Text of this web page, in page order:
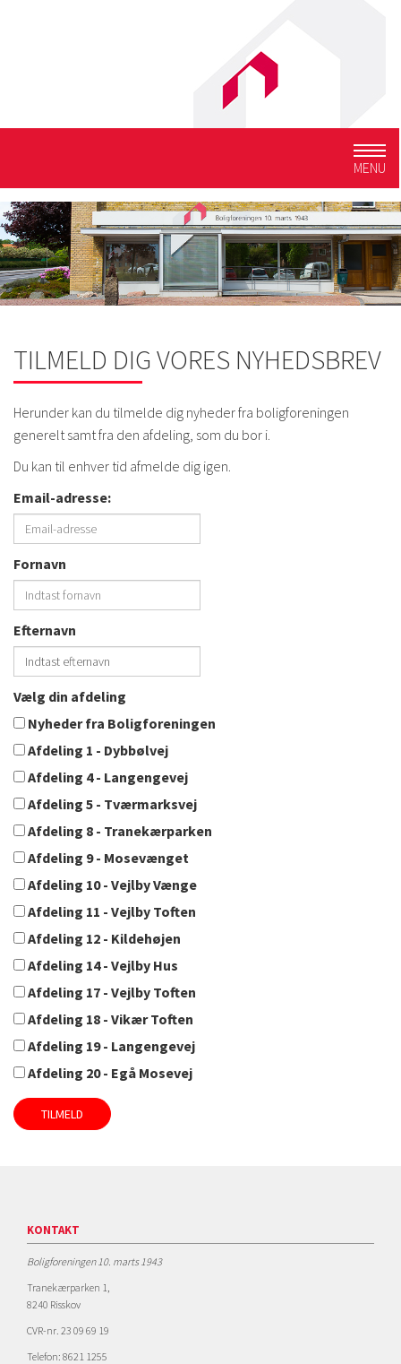
MENU
TILMELD DIG VORES NYHEDSBREV
Herunder kan du tilmelde dig nyheder fra boligforeningen
generelt samt fra den afdeling, som du bor i.
Du kan til enhver tid afmelde dig igen.
Email-adresse:
Fornavn
Efternavn
Vælg din afdeling
Nyheder fra Boligforeningen
Afdeling 1 - Dybbølvej
Afdeling 4 - Langengevej
Afdeling 5 - Tværmarksvej
Afdeling 8 - Tranekærparken
Afdeling 9 - Mosevænget
Afdeling 10 - Vejlby Vænge
Afdeling 11 - Vejlby Toften
Afdeling 12 - Kildehøjen
Afdeling 14 - Vejlby Hus
Afdeling 17 - Vejlby Toften
Afdeling 18 - Vikær Toften
Afdeling 19 - Langengevej
Afdeling 20 - Egå Mosevej
KONTAKT
Boligforeningen 10. marts 1943
Tranekærparken 1,
8240 Risskov
CVR-nr. 23 09 69 19
Telefon: 8621 1255